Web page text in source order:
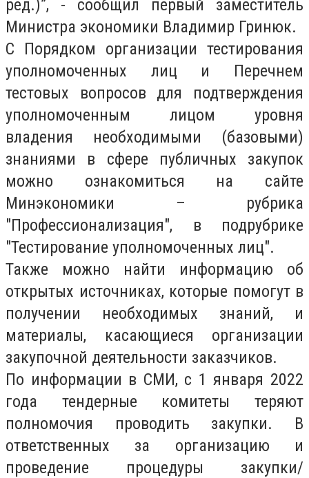
ред.)”, - сообщил первый заместитель
Министра экономики Владимир Гринюк.
С Порядком организации тестирования
уполномоченных лиц и Перечнем
тестовых вопросов для подтверждения
уполномоченным лицом уровня
владения необходимыми (базовыми)
знаниями в сфере публичных закупок
можно ознакомиться на сайте
Минэкономики – рубрика
"Профессионализация", в подрубрике
"Тестирование уполномоченных лиц".
Также можно найти информацию об
открытых источниках, которые помогут в
получении необходимых знаний, и
материалы, касающиеся организации
закупочной деятельности заказчиков.
По информации в СМИ, с 1 января 2022
года тендерные комитеты теряют
полномочия проводить закупки. В
ответственных за организацию и
проведение процедуры закупки/